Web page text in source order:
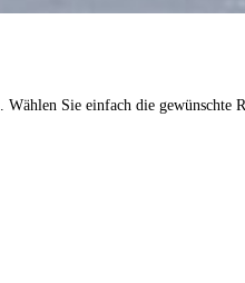
. Wählen Sie einfach die